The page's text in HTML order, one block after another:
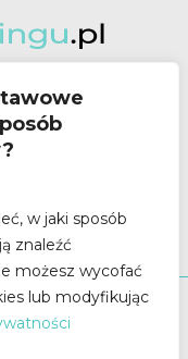
w jaki sposób
znaleźć
możesz wycofać
lub modyfikując
82
|Core Law